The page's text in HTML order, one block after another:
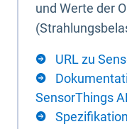
und Werte der
URL zu
SensorThings